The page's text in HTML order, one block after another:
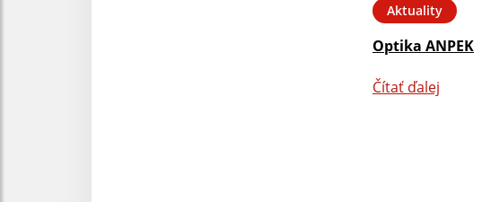
Aktuality
Optika ANPEK
Čítať ďalej